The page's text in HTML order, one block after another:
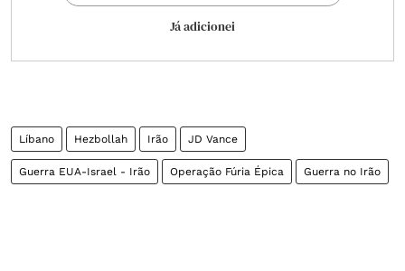
Já adicionei
Líbano Hezbollah Irão JD Vance
Guerra EUA-Israel - Irão Operação Fúria Épica Guerra no Irão